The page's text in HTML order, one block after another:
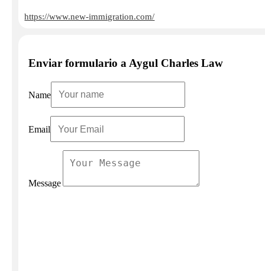
https://www.new-immigration.com/
Enviar formulario a Aygul Charles Law
Name
Email
Message